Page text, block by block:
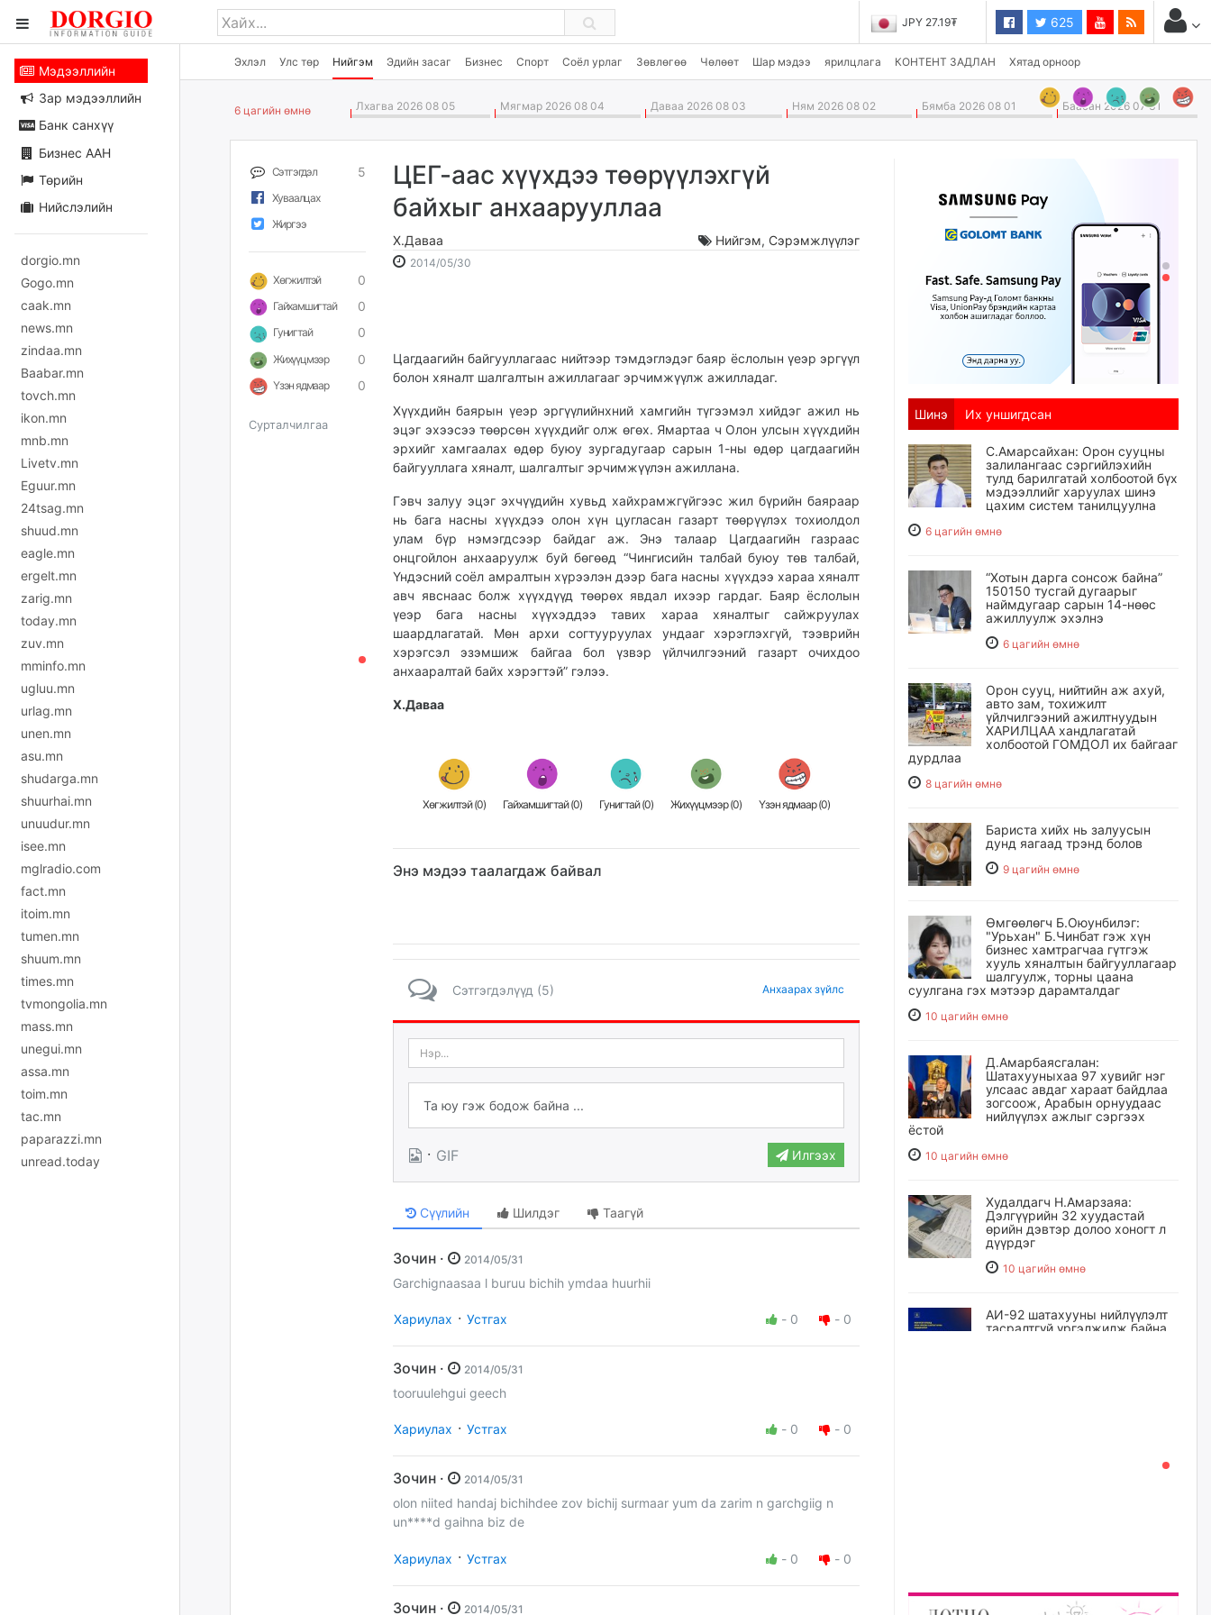
JPY 27.19₮ 625
Эхлэл Улс төр Нийгэм Эдийн засаг Бизнес Спорт Соёл урлаг Зөвлөгөө Чөлөөт Шар мэдээ ярилцлага КОНТЕНТ ЗАДЛАН Хятад орноор
Мэдээллийн
Зар мэдээллийн
Банк санхүү
Бизнес ААН
Төрийн
Нийслэлийн
dorgio.mn
Gogo.mn
caak.mn
news.mn
zindaa.mn
Baabar.mn
tovch.mn
ikon.mn
mnb.mn
Livetv.mn
Eguur.mn
24tsag.mn
shuud.mn
eagle.mn
ergelt.mn
zarig.mn
today.mn
zuv.mn
mminfo.mn
ugluu.mn
urlag.mn
unen.mn
asu.mn
shudarga.mn
shuurhai.mn
unuudur.mn
isee.mn
mglradio.com
fact.mn
itoim.mn
tumen.mn
shuum.mn
times.mn
tvmongolia.mn
mass.mn
unegui.mn
assa.mn
toim.mn
tac.mn
paparazzi.mn
unread.today
6 цагийн өмнө Лхагва 2026 08 05 Мягмар 2026 08 04 Даваа 2026 08 03 Ням 2026 08 02 Бямба 2026 08 01 Баасан 2026 07 31
Сэтгэгдэл 5
Хуваалцах
Жиргээ
Хөгжилтэй 0
Гайхамшигтай 0
Гунигтай 0
Жихүүцмээр 0
Үзэн ядмаар 0
Сурталчилгаа
ЦЕГ-аас хүүхдээ төөрүүлэхгүй
байхыг анхаарууллаа
Х.Даваа Нийгэм, Сэрэмжлүүлэг
2014/05/30
Цагдаагийн байгууллагаас нийтээр тэмдэглэдэг баяр ёслолын үеэр эргүүл
болон хяналт шалгалтын ажиллагааг эрчимжүүлж ажилладаг.
Хүүхдийн баярын үеэр эргүүлийнхний хамгийн түгээмэл хийдэг ажил нь
эцэг эхээсээ төөрсөн хүүхдийг олж өгөх. Ямартаа ч Олон улсын хүүхдийн
эрхийг хамгаалах өдөр буюу зургадугаар сарын 1-ны өдөр цагдаагийн
байгууллага хяналт, шалгалтыг эрчимжүүлэн ажил­лана.
Гэвч залуу эцэг эхчүүдийн хувьд хайхрамжгүйгээс жил бүрийн баяраар
нь бага насны хүүхдээ олон хүн цугласан газарт төөрүүлэх тохиолдол
улам бүр нэмэгдсээр байдаг аж. Энэ талаар Цагдаагийн газраас
онцгойлон анхааруулж буй бөгөөд “Чингисийн талбай буюу төв талбай,
Үндэсний соёл амралтын хүрээлэн дээр бага насны хүүхдээ хараа хяналт
авч явснаас болж хүүхдүүд төөрөх явдал ихээр гардаг. Баяр ёслолын
үеэр бага насны хүүхэддээ тавих хараа хяналтыг сайжруулах
шаардлагатай. Мөн архи согтууруулах ундааг хэрэглэхгүй, тээврийн
хэрэгсэл эзэмшиж байгаа бол үзвэр үйлчилгээний газарт очихдоо
анхааралтай байх хэрэгтэй” гэлээ.
Х.Даваа
Хөгжилтэй (0) Гайхамшигтай (0) Гунигтай (0) Жихүүцмээр (0) Үзэн ядмаар (0)
Энэ мэдээ таалагдаж байвал
Сэтгэгдэлүүд (5) Анхаарах зүйлс
· GIF Илгээх
Сүүлийн Шилдэг Таагүй
Зочин · 2014/05/31
Garchignaasaa l buruu bichih ymdaa huurhii
Хариулах · Устгах - 0 - 0
Зочин · 2014/05/31
tooruulehgui geech
Хариулах · Устгах - 0 - 0
Зочин · 2014/05/31
olon niited handaj bichihdee zov bichij surmaar yum da zarim n garchgiig n
un****d gaihna biz de
Хариулах · Устгах - 0 - 0
Зочин · 2014/05/31
Шинэ Их уншигдсан
С.Амарсайхан: Орон сууцны
залилангаас сэргийлэхийн
тулд барилгатай холбоотой бүх
мэдээллийг харуулах шинэ
цахим систем танилцуулна
6 цагийн өмнө
“Хотын дарга сонсож байна”
150150 тусгай дугаарыг
наймдугаар сарын 14-нөөс
ажиллуулж эхэлнэ
6 цагийн өмнө
Орон сууц, нийтийн аж ахуй,
авто зам, тохижилт
үйлчилгээний ажилтнуудын
ХАРИЛЦАА хандлагатай
холбоотой ГОМДОЛ их байгааг
дурдлаа
8 цагийн өмнө
Бариста хийх нь залуусын
дунд яагаад трэнд болов
9 цагийн өмнө
Өмгөөлөгч Б.Оюунбилэг:
"Урьхан" Б.Чинбат гэж хүн
бизнес хамтрагчаа гүтгэж
хууль хяналтын байгууллагаар
шалгуулж, торны цаана
суулгана гэх мэтээр дарамталдаг
10 цагийн өмнө
Д.Амарбаясгалан:
Шатахууныхаа 97 хувийг нэг
улсаас авдаг хараат байдлаа
зогсоож, Арабын орнуудаас
нийлүүлэх ажлыг сэргээх
ёстой
10 цагийн өмнө
Худалдагч Н.Амарзаяа:
Дэлгүүрийн 32 хуудастай
өрийн дэвтэр долоо хоногт л
дүүрдэг
10 цагийн өмнө
АИ-92 шатахууны нийлүүлэлт
тасралтгүй үргэлжилж байна